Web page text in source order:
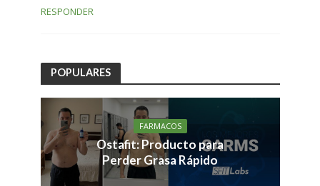
RESPONDER
POPULARES
FARMACOS
Ostafit: Producto para
Perder Grasa Rápido